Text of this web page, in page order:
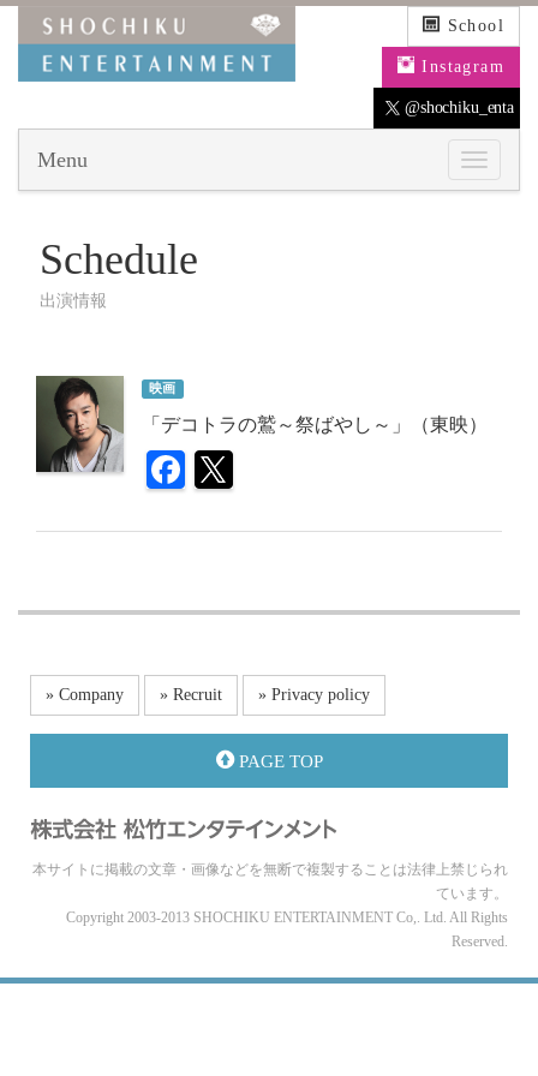
School
Instagram
@shochiku_enta
Menu
Schedule
出演情報
映画
「デコトラの鷲～祭ばやし～」（東映）
» Company » Recruit » Privacy policy
PAGE TOP
本サイトに掲載の文章・画像などを無断で複製することは法律上禁じられ
ています。
Copyright 2003-2013 SHOCHIKU ENTERTAINMENT Co,. Ltd. All Rights
Reserved.